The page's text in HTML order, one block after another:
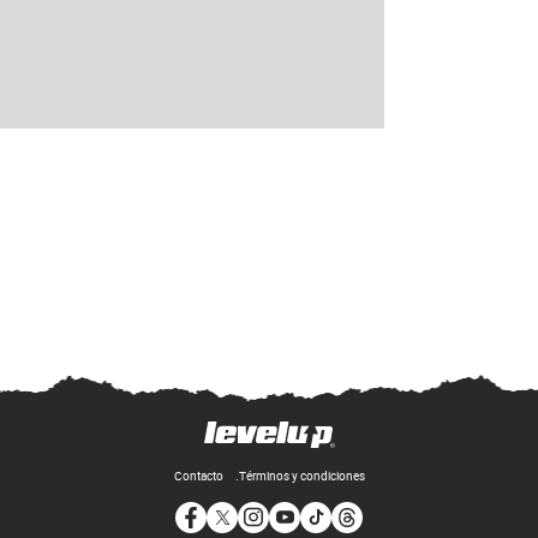
Contacto Términos y condiciones
Opens in new window
Opens in new window
Opens in new window
Opens in new window
Opens in new window
Opens in new window